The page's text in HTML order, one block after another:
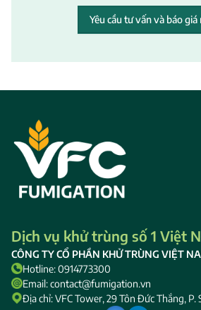
Yêu cầu tư vấn và báo giá
Dịch vụ khử trùng số 1 Việt
CÔNG TY CỔ PHẦN KHỬ TRÙNG VIỆT
Hotline: 0914773300
Email: contact@fumigation.vn
Địa chỉ: VFC Tower, 29 Tôn Đức Thắng, P.